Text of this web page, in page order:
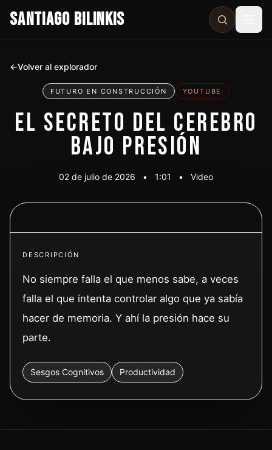
SANTIAGO BILINKIS
←Volver al explorador
FUTURO EN CONSTRUCCIÓN YOUTUBE
EL SECRETO DEL CEREBRO
BAJO PRESIÓN
02 de julio de 2026 • 1:01 • Video
DESCRIPCIÓN
No siempre falla el que menos sabe, a veces
falla el que intenta controlar algo que ya sabía
hacer de memoria. Y ahí la presión hace su
parte.
Sesgos Cognitivos Productividad